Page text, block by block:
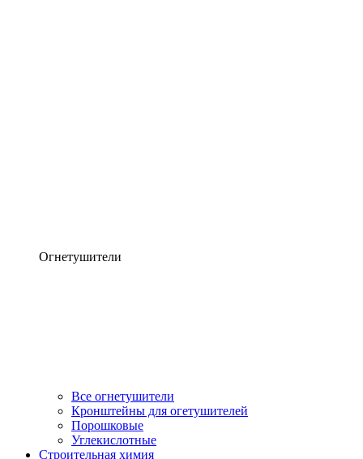
Огнетушители
Все огнетушители
Кронштейны для огетушителей
Порошковые
Углекислотные
Строительная химия